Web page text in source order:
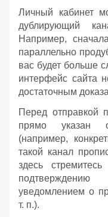
Личный кабинет
дублирующий
Например,
параллельно
вас будет больше
интерфейс сайта
достаточным
Перед отправкой
прямо указан
(например,
такой канал
здесь
уведомлением о
т. п.).